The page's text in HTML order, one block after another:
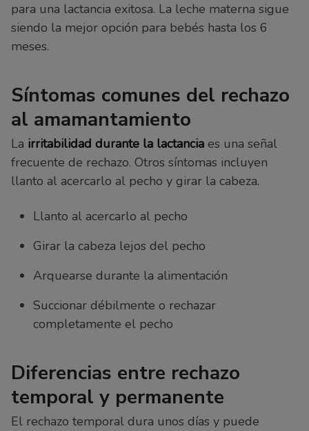
para una lactancia exitosa. La leche materna sigue
siendo la mejor opción para bebés hasta los 6
meses.
Síntomas comunes del rechazo
al amamantamiento
La irritabilidad durante la lactancia es una señal
frecuente de rechazo. Otros síntomas incluyen
llanto al acercarlo al pecho y girar la cabeza.
Llanto al acercarlo al pecho
Girar la cabeza lejos del pecho
Arquearse durante la alimentación
Succionar débilmente o rechazar
completamente el pecho
Diferencias entre rechazo
temporal y permanente
El rechazo temporal dura unos días y puede